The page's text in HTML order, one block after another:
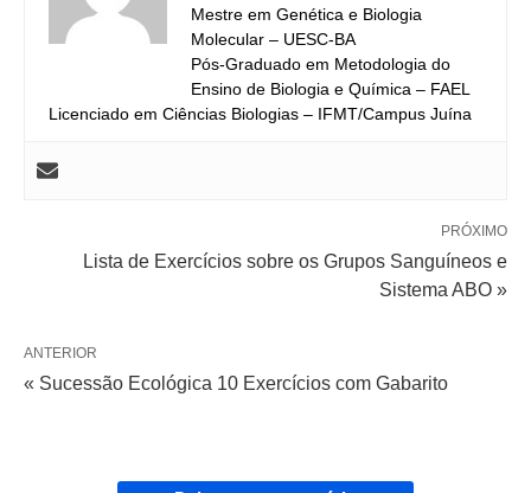
Mestre em Genética e Biologia
Molecular – UESC-BA
Pós-Graduado em Metodologia do
Ensino de Biologia e Química – FAEL
Licenciado em Ciências Biologias – IFMT/Campus Juína
PRÓXIMO
Lista de Exercícios sobre os Grupos Sanguíneos e
Sistema ABO »
ANTERIOR
« Sucessão Ecológica 10 Exercícios com Gabarito